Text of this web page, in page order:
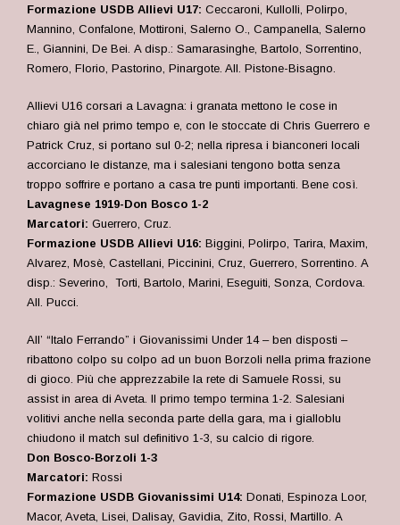
Formazione USDB Allievi U17: Ceccaroni, Kullolli, Polirpo,
Mannino, Confalone, Mottironi, Salerno O., Campanella, Salerno
E., Giannini, De Bei. A disp.: Samarasinghe, Bartolo, Sorrentino,
Romero, Florio, Pastorino, Pinargote. All. Pistone-Bisagno.
Allievi U16 corsari a Lavagna: i granata mettono le cose in
chiaro già nel primo tempo e, con le stoccate di Chris Guerrero e
Patrick Cruz, si portano sul 0-2; nella ripresa i bianconeri locali
accorciano le distanze, ma i salesiani tengono botta senza
troppo soffrire e portano a casa tre punti importanti. Bene così.
Lavagnese 1919-Don Bosco 1-2
Marcatori: Guerrero, Cruz.
Formazione USDB Allievi U16: Biggini, Polirpo, Tarira, Maxim,
Alvarez, Mosè, Castellani, Piccinini, Cruz, Guerrero, Sorrentino. A
disp.: Severino, Torti, Bartolo, Marini, Eseguiti, Sonza, Cordova.
All. Pucci.
All’ “Italo Ferrando” i Giovanissimi Under 14 – ben disposti –
ribattono colpo su colpo ad un buon Borzoli nella prima frazione
di gioco. Più che apprezzabile la rete di Samuele Rossi, su
assist in area di Aveta. Il primo tempo termina 1-2. Salesiani
volitivi anche nella seconda parte della gara, ma i gialloblu
chiudono il match sul definitivo 1-3, su calcio di rigore.
Don Bosco-Borzoli 1-3
Marcatori: Rossi
Formazione USDB Giovanissimi U14: Donati, Espinoza Loor,
Macor, Aveta, Lisei, Dalisay, Gavidia, Zito, Rossi, Martillo. A